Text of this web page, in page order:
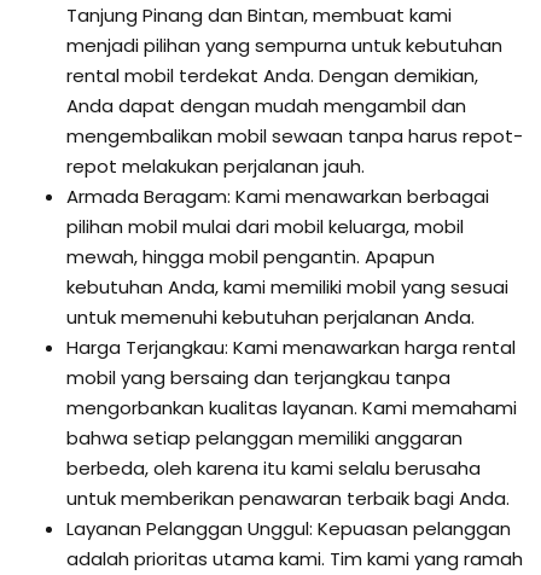
Tanjung Pinang dan Bintan, membuat kami
menjadi pilihan yang sempurna untuk kebutuhan
rental mobil terdekat Anda. Dengan demikian,
Anda dapat dengan mudah mengambil dan
mengembalikan mobil sewaan tanpa harus repot-
repot melakukan perjalanan jauh.
Armada Beragam: Kami menawarkan berbagai
pilihan mobil mulai dari mobil keluarga, mobil
mewah, hingga mobil pengantin. Apapun
kebutuhan Anda, kami memiliki mobil yang sesuai
untuk memenuhi kebutuhan perjalanan Anda.
Harga Terjangkau: Kami menawarkan harga rental
mobil yang bersaing dan terjangkau tanpa
mengorbankan kualitas layanan. Kami memahami
bahwa setiap pelanggan memiliki anggaran
berbeda, oleh karena itu kami selalu berusaha
untuk memberikan penawaran terbaik bagi Anda.
Layanan Pelanggan Unggul: Kepuasan pelanggan
adalah prioritas utama kami. Tim kami yang ramah